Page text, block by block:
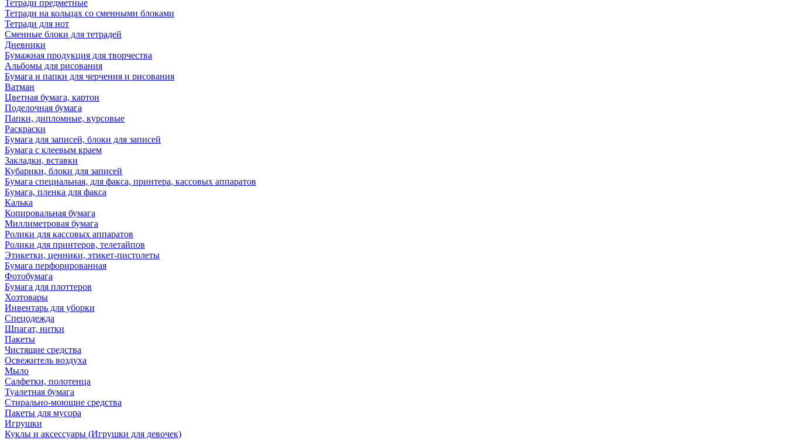
Тетради предметные
Тетради на кольцах со сменными блоками
Тетради для нот
Сменные блоки для тетрадей
Дневники
Бумажная продукция для творчества
Альбомы для рисования
Бумага и папки для черчения и рисования
Ватман
Цветная бумага, картон
Поделочная бумага
Папки, дипломные, курсовые
Раскраски
Бумага для записей, блоки для записей
Бумага с клеевым краем
Закладки, вставки
Кубарики, блоки для записей
Бумага специальная, для факса, принтера, кассовых аппаратов
Бумага, пленка для факса
Калька
Копировальная бумага
Миллиметровая бумага
Ролики для кассовых аппаратов
Ролики для принтеров, телетайпов
Этикетки, ценники, этикет-пистолеты
Бумага перфорированная
Фотобумага
Бумага для плоттеров
Хозтовары
Инвентарь для уборки
Спецодежда
Шпагат, нитки
Пакеты
Чистящие средства
Освежитель воздуха
Мыло
Салфетки, полотенца
Туалетная бумага
Стирально-моющие средства
Пакеты для мусора
Игрушки
Куклы и аксессуары (Игрушки для девочек)